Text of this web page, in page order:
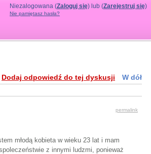
Niezalogowana (Zaloguj się) lub (Zarejestruj się)
Nie pamiętasz hasła?
Dodaj odpowiedź do tej dyskusji
W dół
permalink
młodą kobieta w wieku 23 lat i mam
z innymi ludzmi, ponieważ